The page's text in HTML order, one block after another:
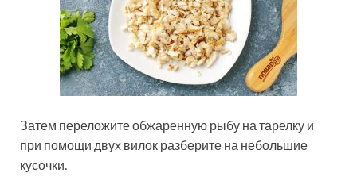
Затем переложите обжаренную рыбу на тарелку и
при помощи двух вилок разберите на небольшие
кусочки.